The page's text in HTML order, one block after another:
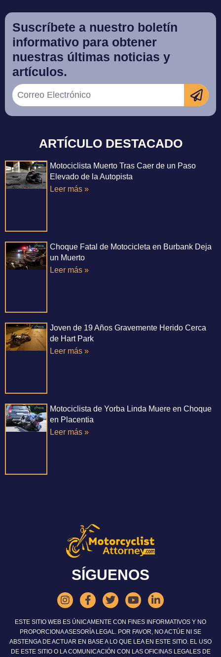
Suscríbete a nuestro boletín
informativo para obtener
nuestras últimas noticias y
artículos.
ARTÍCULO DESTACADO
Motociclista Muerto Tras Caer de un Paso
Elevado de la Autopista
Leer más »
Choque Fatal de Motocicleta en Burbank Deja
un Muerto
Leer más »
Joven de 19 Años Gravemente Herido Cerca
de Hart Park
Leer más »
Motociclista de Yorba Linda Muere en Choque
en Placentia
Leer más »
SÍGUENOS
ESTE SITIO WEB ES ÚNICAMENTE CON FINES INFORMATIVOS Y NO
PROPORCIONA ASESORÍA LEGAL. POR FAVOR, NO ACTÚE NI SE
ABSTENGA DE ACTUAR EN BASE A LO QUE LEA EN ESTE SITIO. EL USO
DE ESTE SITIO O LA COMUNICACIÓN CON LAS OFICINAS LEGALES DE